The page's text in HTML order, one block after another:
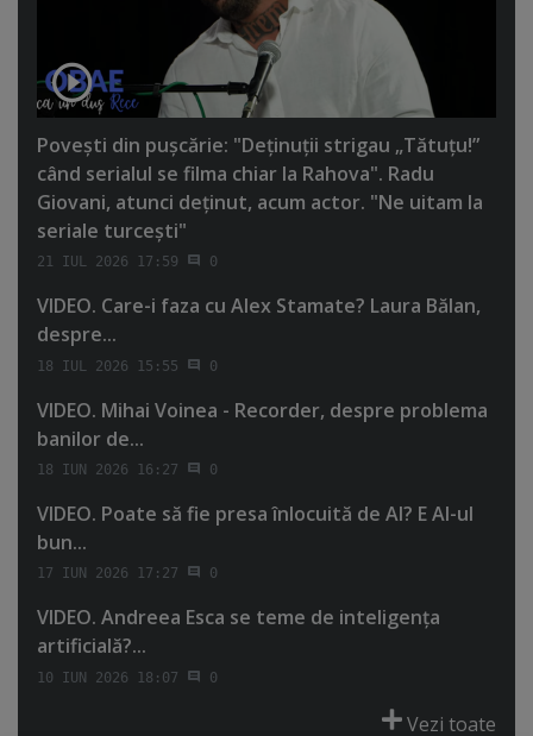
Poveşti din puşcărie: "Deţinuţii strigau „Tătuţu!”
când serialul se filma chiar la Rahova". Radu
Giovani, atunci deţinut, acum actor. "Ne uitam la
seriale turceşti"
21 IUL 2026 17:59 0
VIDEO. Care-i faza cu Alex Stamate? Laura Bălan,
despre...
18 IUL 2026 15:55 0
VIDEO. Mihai Voinea - Recorder, despre problema
banilor de...
18 IUN 2026 16:27 0
VIDEO. Poate să fie presa înlocuită de AI? E AI-ul
bun...
17 IUN 2026 17:27 0
VIDEO. Andreea Esca se teme de inteligenţa
artificială?...
10 IUN 2026 18:07 0
Vezi toate